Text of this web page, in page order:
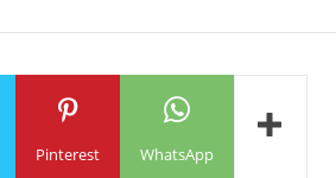
Pinterest WhatsApp